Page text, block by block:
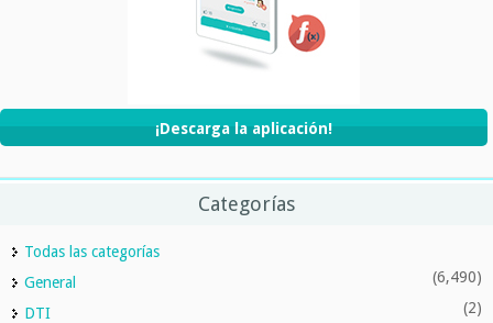
¡Descarga la aplicación!
Categorías
Todas las categorías
General
(6,490)
DTI (2)